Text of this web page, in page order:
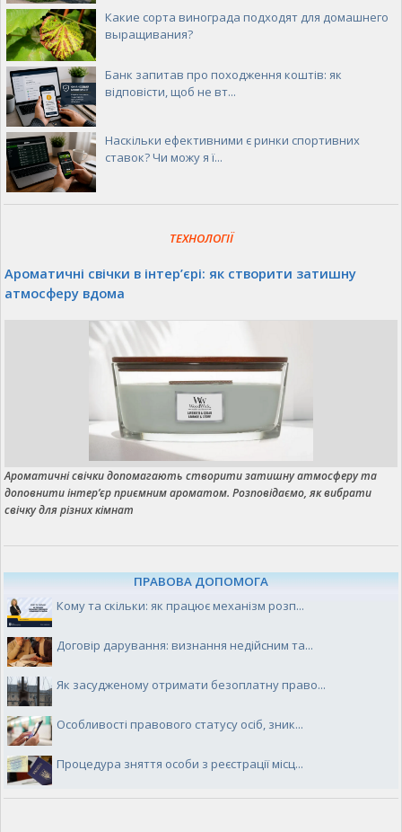
Какие сорта винограда подходят для домашнего
выращивания?
Банк запитав про походження коштів: як
відповісти, щоб не вт...
Наскільки ефективними є ринки спортивних
ставок? Чи можу я ї...
ТЕХНОЛОГІЇ
Ароматичні свічки в інтер’єрі: як створити затишну
атмосферу вдома
Ароматичні свічки допомагають створити затишну атмосферу та
доповнити інтер’єр приємним ароматом. Розповідаємо, як вибрати
свічку для різних кімнат
ПРАВОВА ДОПОМОГА
Кому та скільки: як працює механізм розп...
Договір дарування: визнання недійсним та...
Як засудженому отримати безоплатну право...
Особливості правового статусу осіб, зник...
Процедура зняття особи з реєстрації місц...